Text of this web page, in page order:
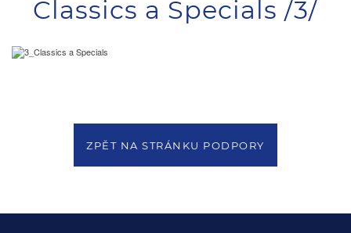
Classics a Specials /3/
ZPĚT NA STRÁNKU PODPORY